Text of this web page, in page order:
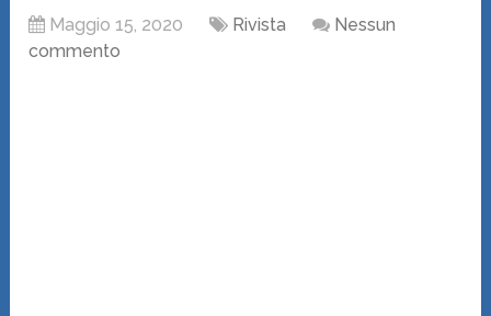
Maggio 15, 2020 Rivista
Nessun
commento